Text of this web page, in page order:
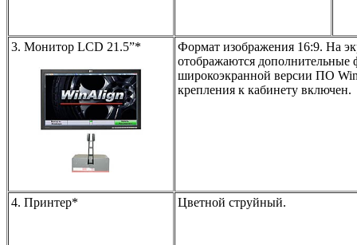
3. Монитор LCD 21.5”*
Формат изображения 16:9. На
отображаются дополнительные
широкоэкранной версии ПО
крепления к кабинету включен.
4. Принтер* Цветной струйный.